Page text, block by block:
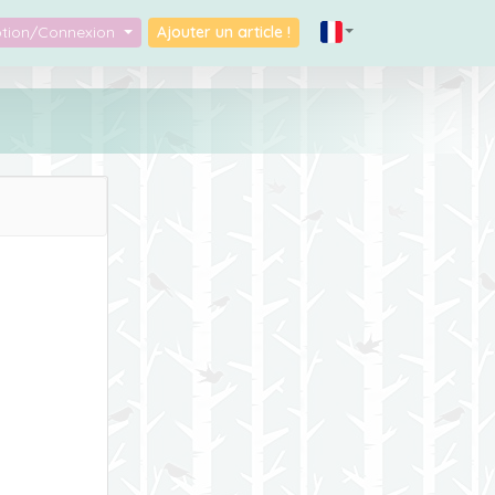
Connexion Ajouter un article !